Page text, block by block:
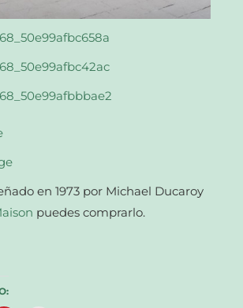
en 1973 por Michael Ducaroy
puedes comprarlo.